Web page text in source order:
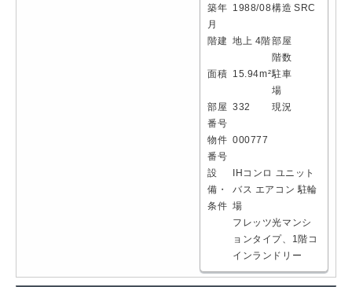
築年
月
1988/08構造 SRC
階建 地上 4階部屋
階数
面積 15.94m²駐車
場
部屋
番号
332 現況
物件
番号
000777
設
備・
条件
IHコンロ ユニット
バス エアコン 駐輪
場
フレッツ光マンシ
ョンタイプ、1階コ
インランドリー